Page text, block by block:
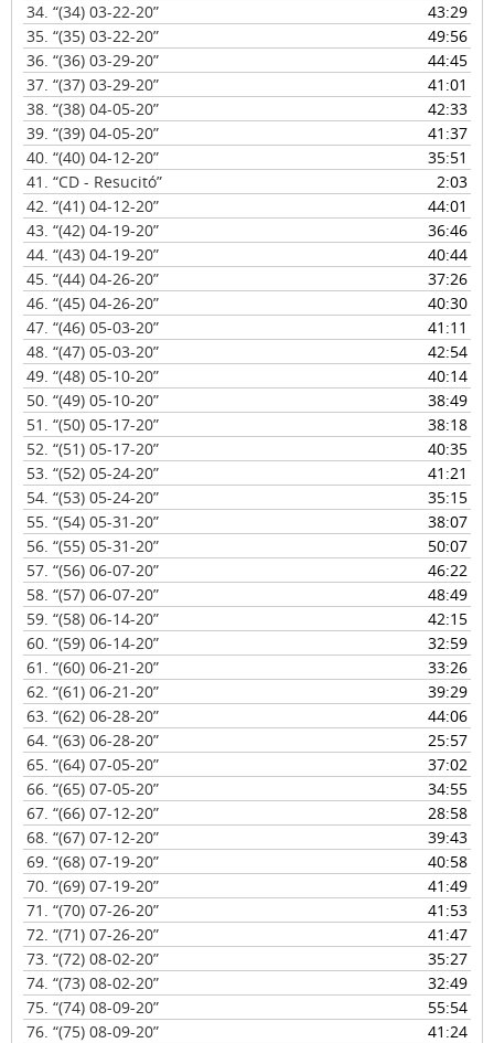
34. “(34) 03-22-20”
43:29
35. “(35) 03-22-20”
49:56
36. “(36) 03-29-20”
44:45
37. “(37) 03-29-20”
41:01
38. “(38) 04-05-20”
42:33
39. “(39) 04-05-20”
41:37
40. “(40) 04-12-20”
35:51
41. “CD - Resucitó”
2:03
42. “(41) 04-12-20”
44:01
43. “(42) 04-19-20”
36:46
44. “(43) 04-19-20”
40:44
45. “(44) 04-26-20”
37:26
46. “(45) 04-26-20”
40:30
47. “(46) 05-03-20”
41:11
48. “(47) 05-03-20”
42:54
49. “(48) 05-10-20”
40:14
50. “(49) 05-10-20”
38:49
51. “(50) 05-17-20”
38:18
52. “(51) 05-17-20”
40:35
53. “(52) 05-24-20”
41:21
54. “(53) 05-24-20”
35:15
55. “(54) 05-31-20”
38:07
56. “(55) 05-31-20”
50:07
57. “(56) 06-07-20”
46:22
58. “(57) 06-07-20”
48:49
59. “(58) 06-14-20”
42:15
60. “(59) 06-14-20”
32:59
61. “(60) 06-21-20”
33:26
62. “(61) 06-21-20”
39:29
63. “(62) 06-28-20”
44:06
64. “(63) 06-28-20”
25:57
65. “(64) 07-05-20”
37:02
66. “(65) 07-05-20”
34:55
67. “(66) 07-12-20”
28:58
68. “(67) 07-12-20”
39:43
69. “(68) 07-19-20”
40:58
70. “(69) 07-19-20”
41:49
71. “(70) 07-26-20”
41:53
72. “(71) 07-26-20”
41:47
73. “(72) 08-02-20”
35:27
74. “(73) 08-02-20”
32:49
75. “(74) 08-09-20”
55:54
76. “(75) 08-09-20”
41:24